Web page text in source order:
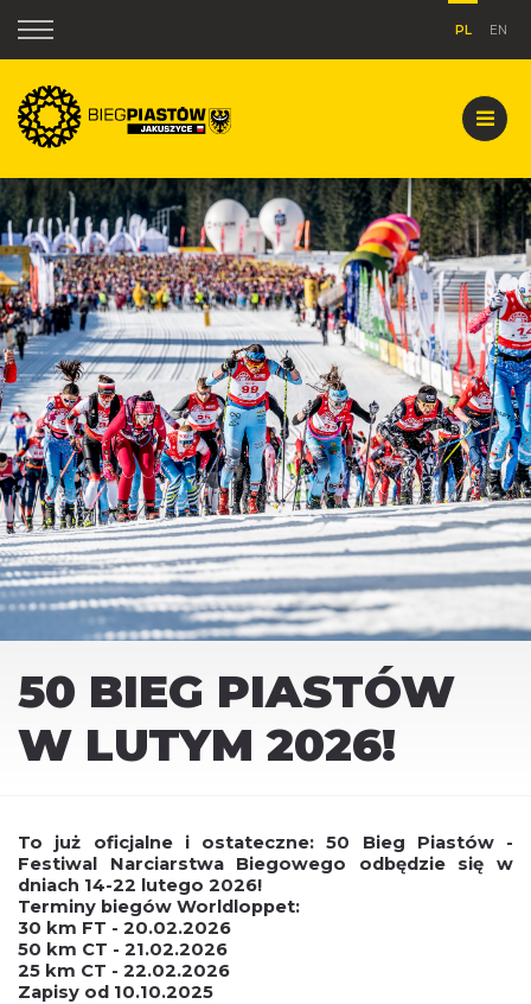
PL EN
50 BIEG PIASTÓW
W LUTYM 2026!
To już oficjalne i ostateczne: 50 Bieg Piastów -
Festiwal Narciarstwa Biegowego odbędzie się w
dniach 14-22 lutego 2026!
Terminy biegów Worldloppet:
30 km FT - 20.02.2026
50 km CT - 21.02.2026
25 km CT - 22.02.2026
Zapisy od 10.10.2025